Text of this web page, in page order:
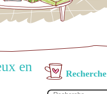
Recherche
en